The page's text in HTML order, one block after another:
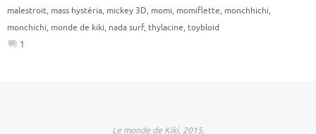
malestroit, mass hystéria, mickey 3D, momi, momiflette, monchhichi,
monchichi, monde de kiki, nada surf, thylacine, toybloid
1
Le monde de Kiki, 2015.